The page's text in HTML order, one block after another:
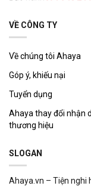
VỀ CÔNG TY
Về chúng tôi Ahaya
Góp ý, khiếu nại
Tuyển dụng
Ahaya thay đổi nhận
thương hiệu
SLOGAN
Ahaya.vn – Tiện nghi